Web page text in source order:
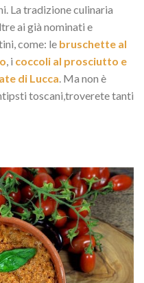
La tradizione culinaria
ai già nominati e
come: le bruschette al
, i coccoli al prosciutto e
di Lucca. Ma non è
toscani,troverete tanti